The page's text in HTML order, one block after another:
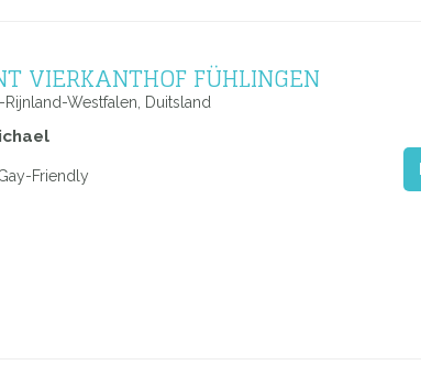
VIERKANTHOF FÜHLINGEN
Westfalen, Duitsland
Friendly